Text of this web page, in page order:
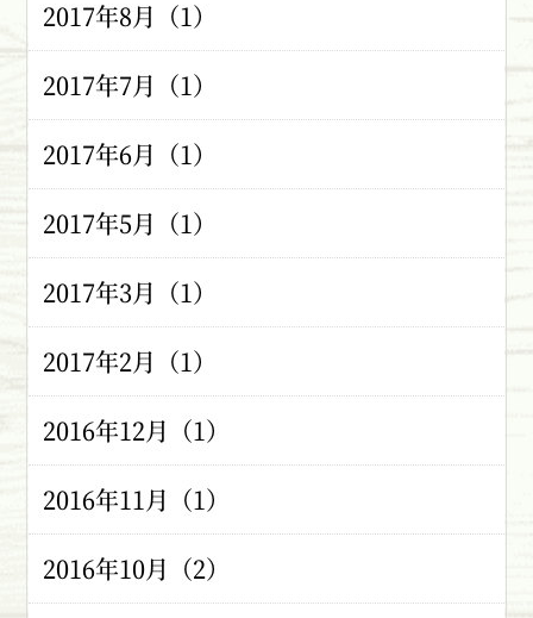
2017年8月（1）
2017年7月（1）
2017年6月（1）
2017年5月（1）
2017年3月（1）
2017年2月（1）
2016年12月（1）
2016年11月（1）
2016年10月（2）